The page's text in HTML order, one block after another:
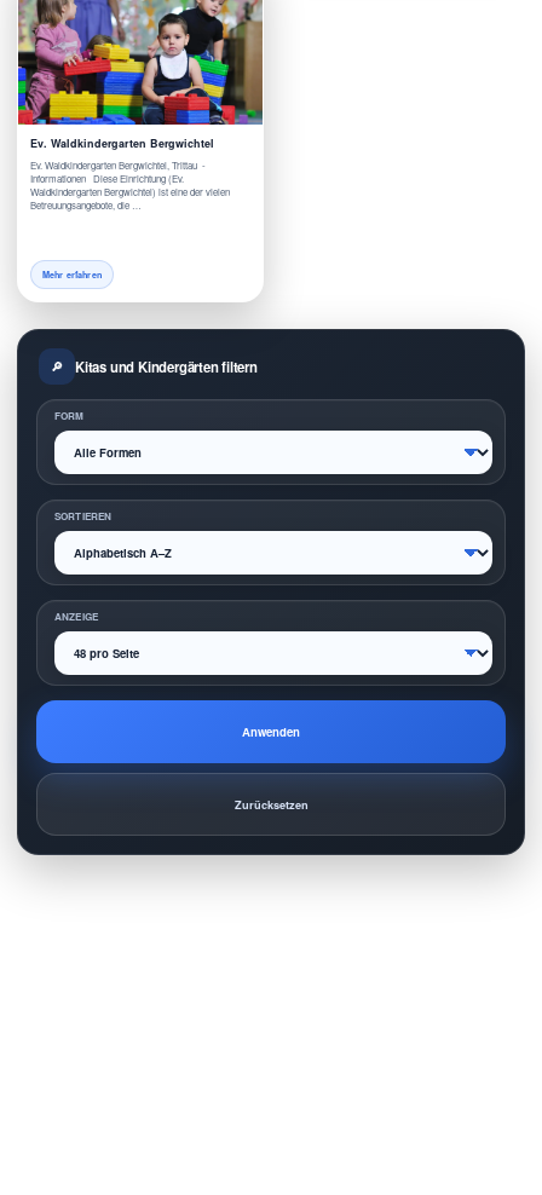
Ev. Waldkindergarten Bergwichtel
Ev. Waldkindergarten Bergwichtel, Trittau -
Informationen Diese Einrichtung (Ev.
Waldkindergarten Bergwichtel) ist eine der vielen
Betreuungsangebote, die …
Mehr erfahren
Kitas und Kindergärten filtern
FORM
SORTIEREN
ANZEIGE
Anwenden
Zurücksetzen